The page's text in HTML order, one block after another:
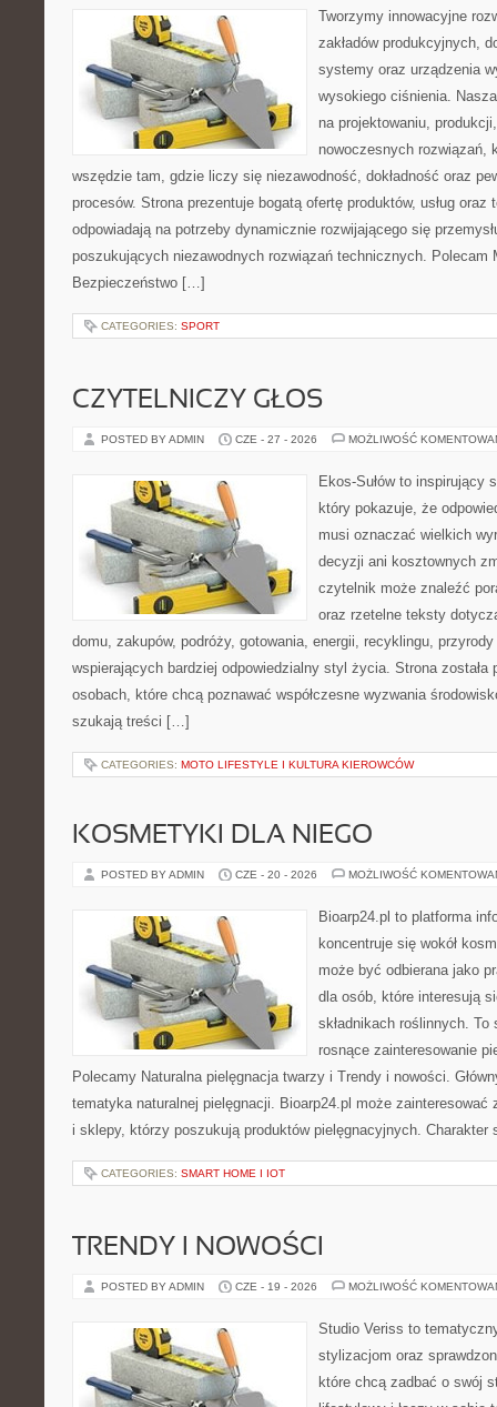
Tworzymy innowacyjne
zakładów produkcyjnych,
systemy oraz urządzenia
wysokiego ciśnienia.
na projektowaniu,
nowoczesnych rozwiązań,
wszędzie tam, gdzie liczy się niezawodność, dokładność oraz
procesów. Strona prezentuje bogatą ofertę produktów, usług oraz
odpowiadają na potrzeby dynamicznie rozwijającego się
poszukujących niezawodnych rozwiązań technicznych. Polecam
Bezpieczeństwo […]
CATEGORIES: SPORT
CZYTELNICZY GŁOS
POSTED BY ADMIN CZE - 27 - 2026 MOŻLIWOŚĆ
Ekos-Sułów to inspirujący
który pokazuje, że
musi oznaczać wielkich
decyzji ani kosztownych
czytelnik może znaleźć
oraz rzetelne teksty
domu, zakupów, podróży, gotowania, energii, recyklingu,
wspierających bardziej odpowiedzialny styl życia. Strona została
osobach, które chcą poznawać współczesne wyzwania
szukają treści […]
CATEGORIES: MOTO LIFESTYLE I KULTURA KIEROWCÓW
KOSMETYKI DLA NIEGO
POSTED BY ADMIN CZE - 20 - 2026 MOŻLIWOŚĆ
Bioarp24.pl to platforma
koncentruje się wokół
może być odbierana jako
dla osób, które interesują
składnikach roślinnych.
rosnące zainteresowanie
Polecamy Naturalna pielęgnacja twarzy i Trendy i nowości.
tematyka naturalnej pielęgnacji. Bioarp24.pl może zainteresować
i sklepy, którzy poszukują produktów pielęgnacyjnych.
CATEGORIES: SMART HOME I IOT
TRENDY I NOWOŚCI
POSTED BY ADMIN CZE - 19 - 2026 MOŻLIWOŚĆ
Studio Veriss to
stylizacjom oraz
które chcą zadbać o swój